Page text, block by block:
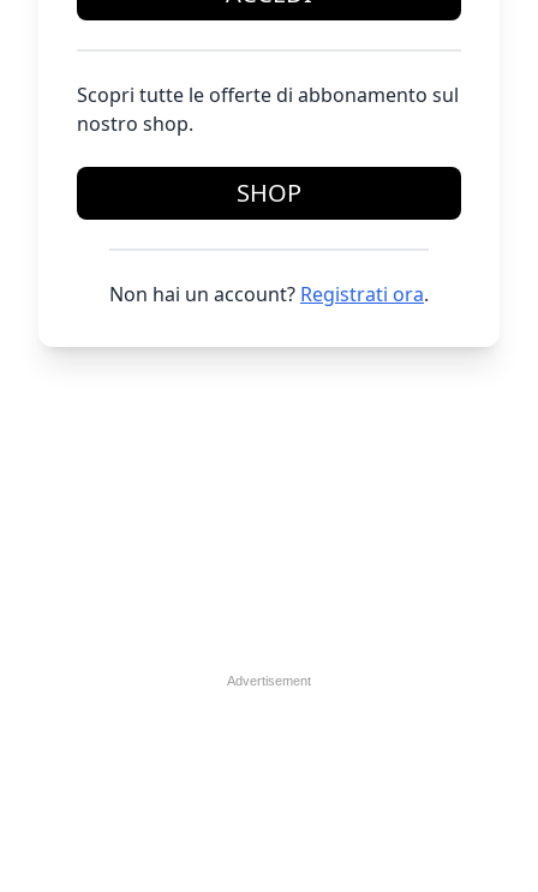
Scopri tutte le offerte di abbonamento sul
nostro shop.
SHOP
Non hai un account? Registrati ora.